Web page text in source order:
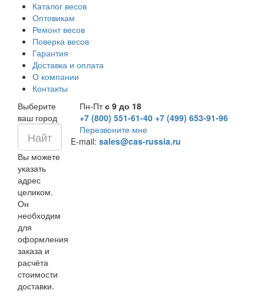
Каталог весов
Оптовикам
Ремонт весов
Поверка весов
Гарантия
Доставка и оплата
О компании
Контакты
Выберите
ваш город
Вы можете
указать
адрес
целиком.
Он
необходим
для
оформления
заказа и
расчёта
стоимости
доставки.
Пн-Птс 9 до 18
+7 (800) 551-61-40 +7 (499) 653-91-96
Перезвоните мне
E-mail: sales@cas-russia.ru